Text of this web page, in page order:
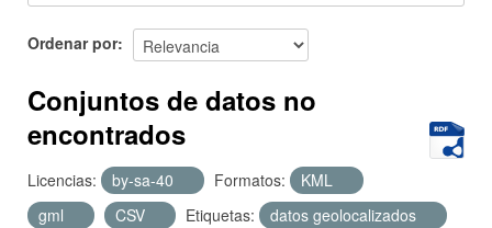
Acerca de
Ordenar por
Conjuntos de datos no
encontrados
Licencias: by-sa-40 Formatos:
KML
gml
CSV Etiquetas:
datos geolocalizados